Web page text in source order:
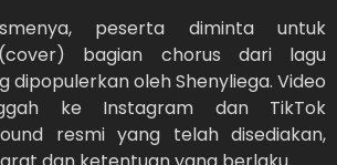
peserta diminta untuk
bagian chorus dari lagu
dipopulerkan oleh Shenyliega. Video
ke Instagram dan TikTok
resmi yang telah disediakan,